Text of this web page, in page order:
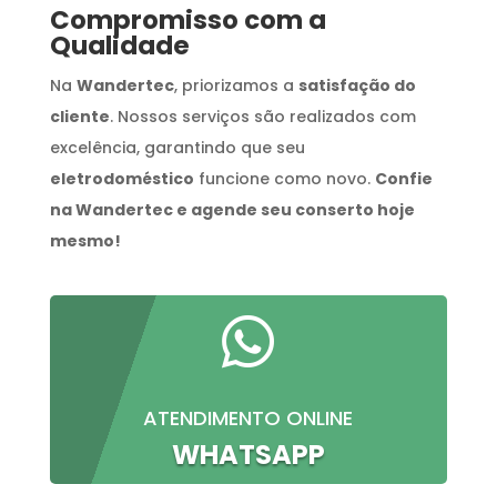
Compromisso com a
Qualidade
Na Wandertec, priorizamos a satisfação do
cliente. Nossos serviços são realizados com
excelência, garantindo que seu
eletrodoméstico funcione como novo. Confie
na Wandertec e agende seu conserto hoje
mesmo!

ATENDIMENTO ONLINE
WHATSAPP